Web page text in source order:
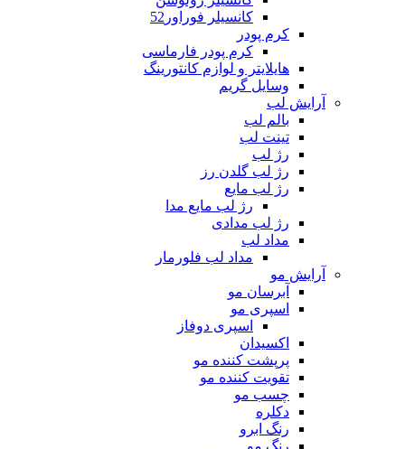
کانسیلر فوراور52
کرم پودر
کرم پودر فارماسی
هایلایتر و لوازم کانتورینگ
وسایل گریم
آرایش لب
بالم لب
تینت لب
رژ لب
رژ لب گلدن رز
رژ لب مایع
رژ لب مایع مدا
رژ لب مدادی
مداد لب
مداد لب فلورمار
آرایش مو
آبرسان مو
اسپری مو
اسپری دوفاز
اکسیدان
پرپشت کننده مو
تقویت کننده مو
چسب مو
دکلره
رنگ ابرو
رنگ مو